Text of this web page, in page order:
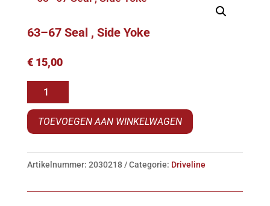
63–67 Seal , Side Yoke
€15,00
-67
Seal
Side
aantal
TOEVOEGEN AAN WINKELWAGEN
Artikelnummer: 2030218 Categorie: Driveline